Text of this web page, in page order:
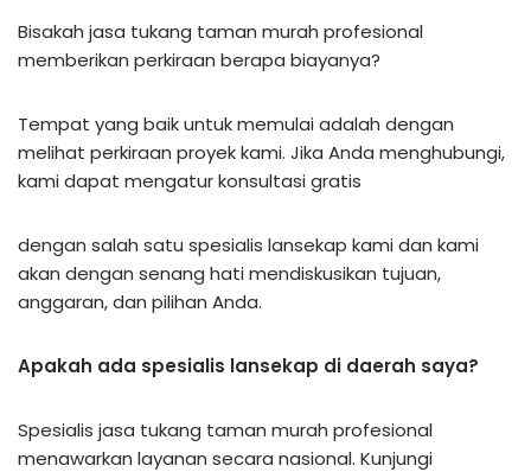
Bisakah jasa tukang taman murah profesional
memberikan perkiraan berapa biayanya?
Tempat yang baik untuk memulai adalah dengan
melihat perkiraan proyek kami. Jika Anda menghubungi,
kami dapat mengatur konsultasi gratis
dengan salah satu spesialis lansekap kami dan kami
akan dengan senang hati mendiskusikan tujuan,
anggaran, dan pilihan Anda.
Apakah ada spesialis lansekap di daerah saya?
Spesialis jasa tukang taman murah profesional
menawarkan layanan secara nasional. Kunjungi